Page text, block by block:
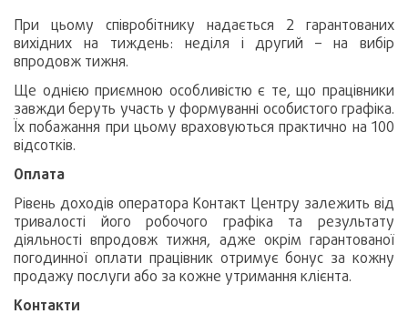
При цьому співробітнику надається 2 гарантованих
вихідних на тиждень: неділя і другий – на вибір
впродовж тижня.
Ще однією приємною особливістю є те, що працівники
завжди беруть участь у формуванні особистого графіка.
Їх побажання при цьому враховуються практично на 100
відсотків.
Оплата
Рівень доходів оператора Контакт Центру залежить від
тривалості його робочого графіка та результату
діяльності впродовж тижня, адже окрім гарантованої
погодинної оплати працівник отримує бонус за кожну
продажу послуги або за кожне утримання клієнта.
Контакти